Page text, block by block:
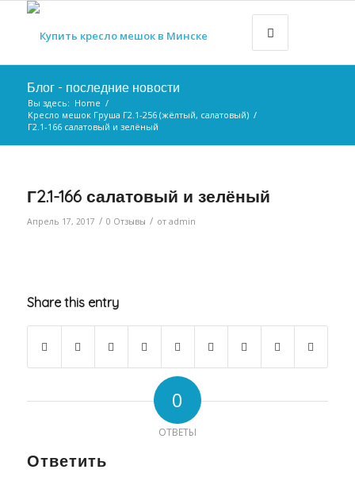
Блог - последние новости
Вы здесь: Home /
Кресло мешок Груша Г2.1-256 (жёлтый, салатовый) /
Г2.1-166 салатовый и зелёный
Г2.1-166 салатовый и зелёный
Апрель 17, 2017 / 0 Отзывы / от admin
Share this entry
0
ОТВЕТЫ
Ответить